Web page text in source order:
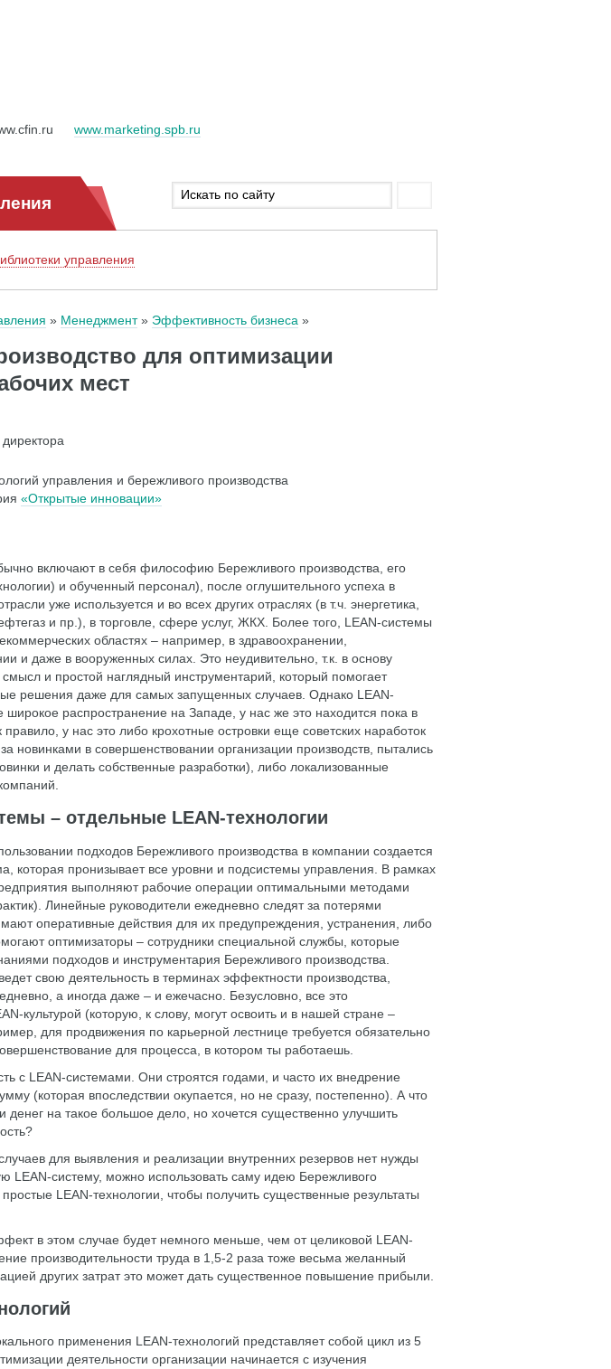
www.marketing.spb.ru
управления
Менеджмент Эффективность бизнеса
для оптимизации
мест
управления и бережливого производства
«Открытые инновации»
включают в себя философию Бережливого производства, его
и обученный персонал), после оглушительного успеха в
уже используется и во всех других отраслях (в т.ч. энергетика,
и пр.), в торговле, сфере услуг, ЖКХ. Более того, LEAN-системы
областях – например, в здравоохранении,
и даже в вооруженных силах. Это неудивительно, т.к. в основу
и простой наглядный инструментарий, который помогает
решения даже для самых запущенных случаев. Однако LEAN-
широкое распространение на Западе, у нас же это находится пока в
у нас это либо крохотные островки еще советских наработок
новинками в совершенствовании организации производств, пытались
и делать собственные разработки), либо локализованные
– отдельные LEAN-технологии
подходов Бережливого производства в компании создается
которая пронизывает все уровни и подсистемы управления. В рамках
выполняют рабочие операции оптимальными методами
Линейные руководители ежедневно следят за потерями
оперативные действия для их предупреждения, устранения, либо
оптимизаторы – сотрудники специальной службы, которые
подходов и инструментария Бережливого производства.
свою деятельность в терминах эффектности производства,
а иногда даже – и ежечасно. Безусловно, все это
культурой (которую, к слову, могут освоить и в нашей стране –
для продвижения по карьерной лестнице требуется обязательно
для процесса, в котором ты работаешь.
с LEAN-системами. Они строятся годами, и часто их внедрение
(которая впоследствии окупается, но не сразу, постепенно). А что
денег на такое большое дело, но хочется существенно улучшить
для выявления и реализации внутренних резервов нет нужды
LEAN-систему, можно использовать саму идею Бережливого
LEAN-технологии, чтобы получить существенные результаты
в этом случае будет немного меньше, чем от целиковой LEAN-
производительности труда в 1,5-2 раза тоже весьма желанный
других затрат это может дать существенное повышение прибыли.
применения LEAN-технологий представляет собой цикл из 5
деятельности организации начинается с изучения